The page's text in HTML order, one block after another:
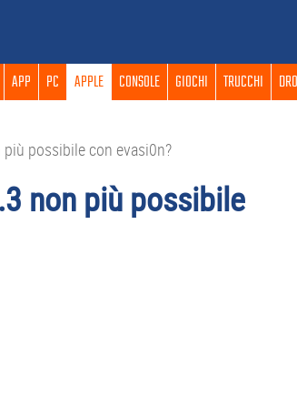
APP PC APPLE CONSOLE GIOCHI TRUCCHI
possibile con evasi0n?
non più possibile